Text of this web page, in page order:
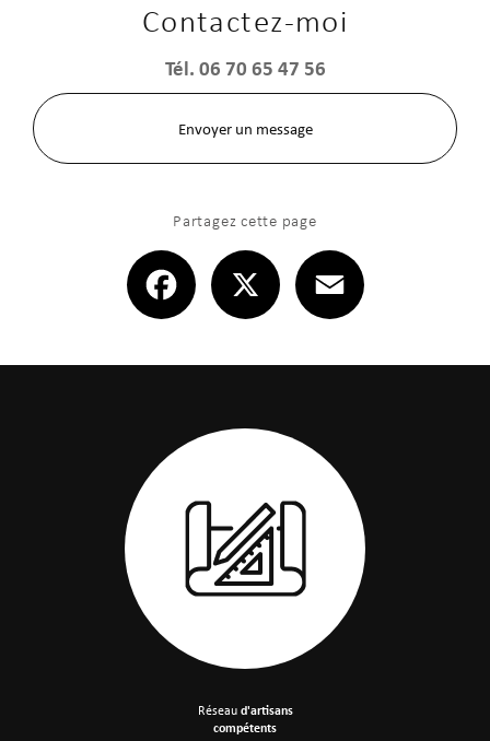
Contactez-moi
Tél.06 70 65 47 56
Envoyer un message
Partagez cette page
Facebook
Réseaud'artisans
compétents